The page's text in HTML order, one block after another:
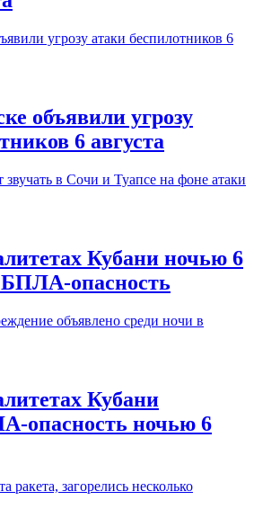
объявили угрозу
6 августа
Кубани ночью 6
БПЛА-опасность
Кубани
опасность ночью 6